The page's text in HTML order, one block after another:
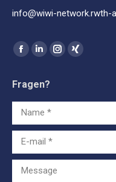
info@wiwi-network.rwth-
Find us on:
Facebook
opens
in
new
Linkedin
opens
in
new
Instagram
in
XING
in
Fragen?
Name *
E-mail *
Message